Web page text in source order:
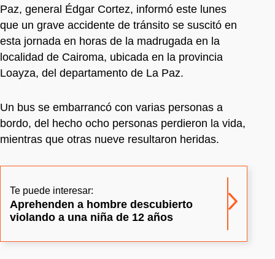
Paz, general Édgar Cortez, informó este lunes
que un grave accidente de tránsito se suscitó en
esta jornada en horas de la madrugada en la
localidad de Cairoma, ubicada en la provincia
Loayza, del departamento de La Paz.
Un bus se embarrancó con varias personas a
bordo, del hecho ocho personas perdieron la vida,
mientras que otras nueve resultaron heridas.
Te puede interesar:
Aprehenden a hombre descubierto
violando a una niña de 12 años